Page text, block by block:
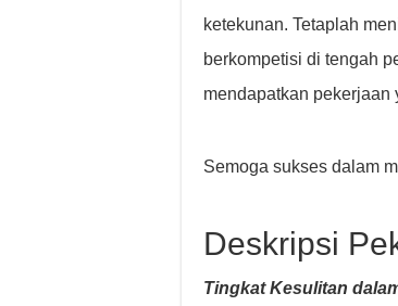
ketekunan. Tetaplah
berkompetisi di tengah
mendapatkan pekerjaan
Semoga sukses dalam
Deskripsi
Tingkat Kesulitan